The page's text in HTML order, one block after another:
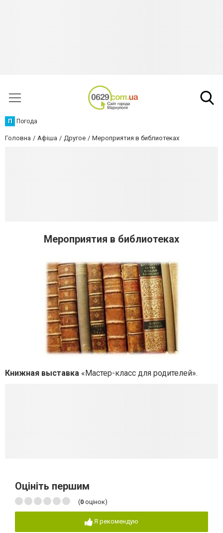
П Погода
Головна Афіша Другое Мероприятия в библиотеках
Мероприятия в библиотеках
Книжная выставка «Мастер-класс для родителей».
Оцініть першим
(0 оцінок)
Я рекомендую